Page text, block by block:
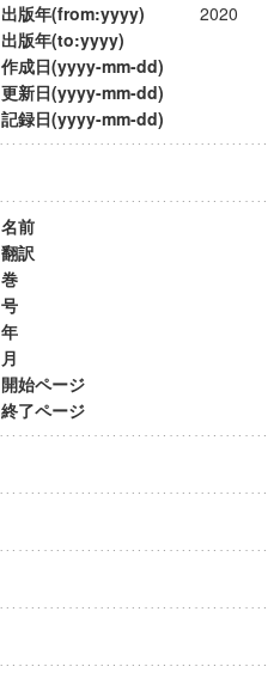
出版年(from:yyyy)
2020
出版年(to:yyyy)
作成日(yyyy-mm-dd)
更新日(yyyy-mm-dd)
記録日(yyyy-mm-dd)
名前
翻訳
巻
号
年
月
開始ページ
終了ページ